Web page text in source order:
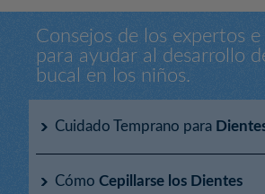
Consejos de los expertos
para ayudar al desarrollo
bucal en los niños.
Cuidado Temprano para
Cómo Cepillarse los Dientes